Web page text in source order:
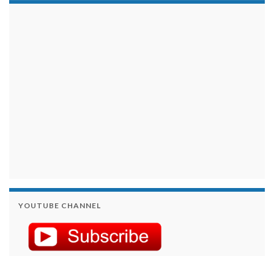
YOUTUBE CHANNEL